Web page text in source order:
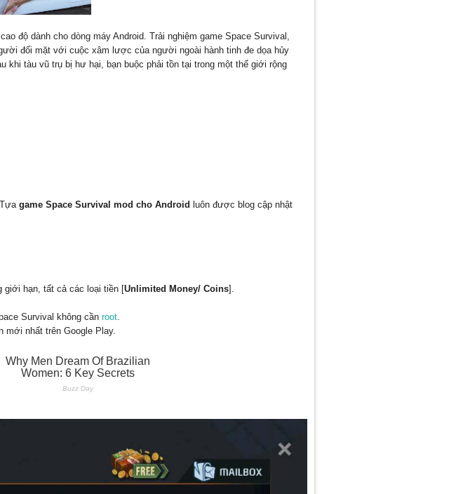
độ dành cho dòng máy Android. Trải nghiệm game Space Survival,
đối mặt với cuộc xâm lược của người ngoài hành tinh đe dọa hủy
khi tàu vũ trụ bị hư hại, bạn buộc phải tồn tại trong một thế giới rộng
game Space Survival mod cho Android luôn được blog cập nhật
giới hạn, tất cả các loại tiền [Unlimited Money/ Coins].
Survival không cần root.
mới nhất trên Google Play.